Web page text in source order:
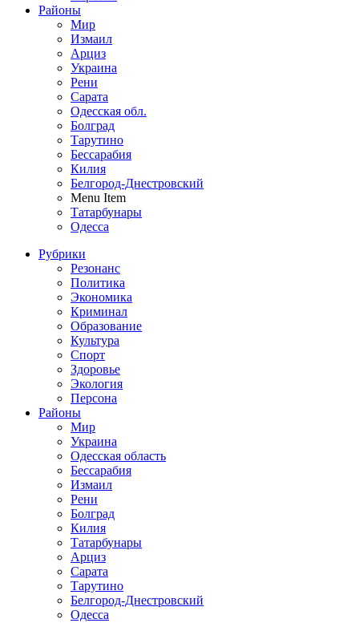
Районы
Мир
Измаил
Арциз
Украина
Рени
Сарата
Одесская обл.
Болград
Тарутино
Бессарабия
Килия
Белгород-Днестровский
Menu Item
Татарбунары
Одесса
Рубрики
Резонанс
Политика
Экономика
Криминал
Образование
Культура
Спорт
Здоровье
Экология
Персона
Районы
Мир
Украина
Одесская область
Бессарабия
Измаил
Рени
Болград
Килия
Татарбунары
Арциз
Сарата
Тарутино
Белгород-Днестровский
Одесса